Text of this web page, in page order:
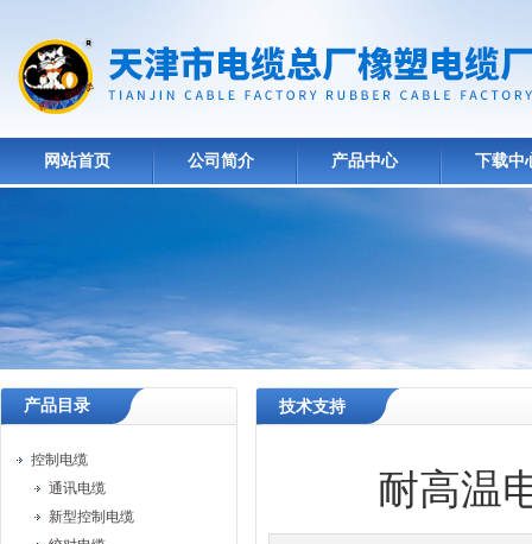
网站首页 公司简介 产品中心 下载中
产品目录
控制电缆
通讯电缆
新型控制电缆
技术支持
耐高温